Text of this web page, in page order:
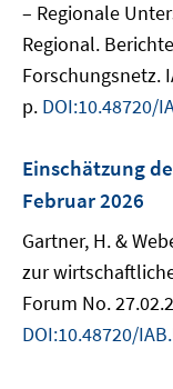
– Regionale
Regional.
Forschungsnetz.
p. DOI:10.48720/
Einschätzung
Februar 2026
Gartner, H. &
zur
Forum No.
DOI:10.48720/